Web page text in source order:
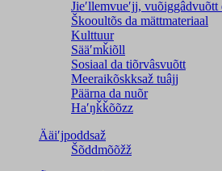
Jieʹllemvueʹjj, vuõiggâdvuõtt
Škooultõs da mättmateriaal
Kulttuur
Sääʹmǩiõll
Sosiaal da tiõrvâsvuõtt
Meeraikõskksaž tuâjj
Päärna da nuõr
Haʹŋǩǩõõzz
Ääiʹjpoddsaž
Šõddmõõžž